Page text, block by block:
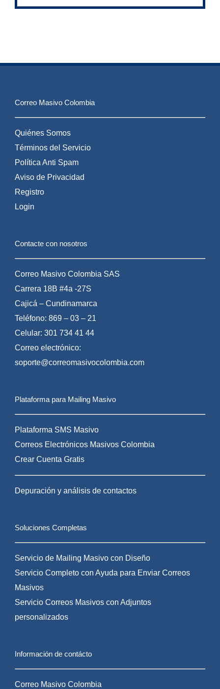
Correo Masivo Colombia
Quiénes Somos
Términos del Servicio
Política Anti Spam
Aviso de Privacidad
Registro
Login
Contacte con nosotros
Correo Masivo Colombia SAS
Carrera 18B #4a -27S
Cajicá – Cundinamarca
Teléfono: 869 – 03 – 21
Celular: 301 734 41 44
Correo electrónico:
soporte@correomasivocolombia.com
Plataforma para Mailing Masivo
Plataforma SMS Masivo
Correos Electrónicos Masivos Colombia
Crear Cuenta Gratis
Depuración y análisis de contactos
Soluciones Completas
Servicio de Mailing Masivo con Diseño
Servicio Completo con Ayuda para Enviar Correos
Masivos
Servicio Correos Masivos con Adjuntos
personalizados
Información de contácto
Correo Masivo Colombia